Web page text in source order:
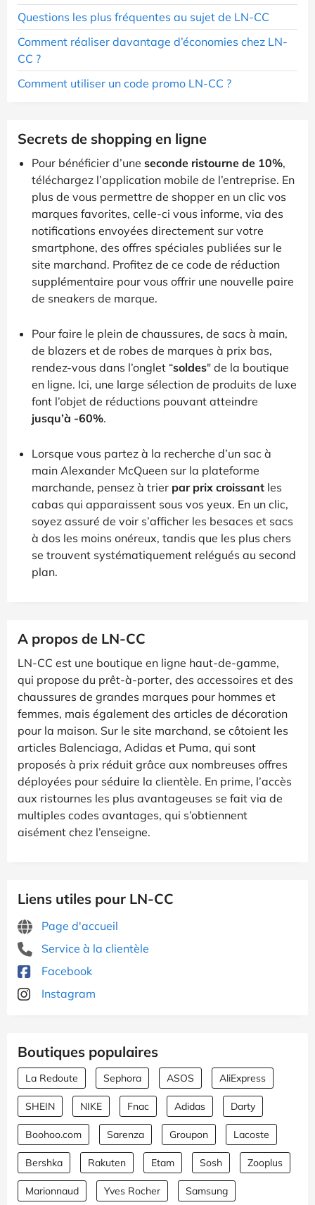
Questions les plus fréquentes au sujet de LN-CC
Comment réaliser davantage d’économies chez LN-
CC ?
Comment utiliser un code promo LN-CC ?
Secrets de shopping en ligne
Pour bénéficier d’une seconde ristourne de 10%,
téléchargez l’application mobile de l’entreprise. En
plus de vous permettre de shopper en un clic vos
marques favorites, celle-ci vous informe, via des
notifications envoyées directement sur votre
smartphone, des offres spéciales publiées sur le
site marchand. Profitez de ce code de réduction
supplémentaire pour vous offrir une nouvelle paire
de sneakers de marque.
Pour faire le plein de chaussures, de sacs à main,
de blazers et de robes de marques à prix bas,
rendez-vous dans l’onglet “soldes" de la boutique
en ligne. Ici, une large sélection de produits de luxe
font l’objet de réductions pouvant atteindre
jusqu’à -60%.
Lorsque vous partez à la recherche d’un sac à
main Alexander McQueen sur la plateforme
marchande, pensez à trier par prix croissant les
cabas qui apparaissent sous vos yeux. En un clic,
soyez assuré de voir s’afficher les besaces et sacs
à dos les moins onéreux, tandis que les plus chers
se trouvent systématiquement relégués au second
plan.
A propos de LN-CC
LN-CC est une boutique en ligne haut-de-gamme,
qui propose du prêt-à-porter, des accessoires et des
chaussures de grandes marques pour hommes et
femmes, mais également des articles de décoration
pour la maison. Sur le site marchand, se côtoient les
articles Balenciaga, Adidas et Puma, qui sont
proposés à prix réduit grâce aux nombreuses offres
déployées pour séduire la clientèle. En prime, l’accès
aux ristournes les plus avantageuses se fait via de
multiples codes avantages, qui s’obtiennent
aisément chez l’enseigne.
Liens utiles pour LN-CC
Page d'accueil
Service à la clientèle
Facebook
Instagram
Boutiques populaires
La Redoute Sephora ASOS AliExpress
SHEIN NIKE Fnac Adidas Darty
Boohoo.com Sarenza Groupon Lacoste
Bershka Rakuten Etam Sosh Zooplus
Marionnaud Yves Rocher Samsung